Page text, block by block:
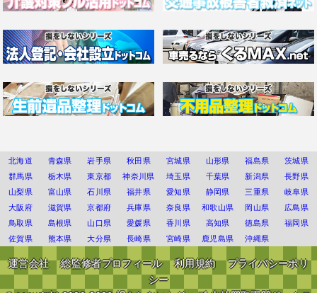
北海道 青森県 岩手県 秋田県 宮城県 山形県 福島県
茨城県
群馬県
栃木県 東京都 神奈川県 埼玉県 千葉県 新潟県
長野県
山梨県
富山県 石川県 福井県 愛知県 静岡県 三重県
岐阜県
大阪府
滋賀県 京都府 兵庫県 奈良県 和歌山県 岡山県
広島県
鳥取県
島根県 山口県 愛媛県 香川県 高知県 徳島県
福岡県
佐賀県
熊本県 大分県 長崎県 宮崎県 鹿児島県 沖縄県
運営会社 総監修者プロフィール 利用規約
プライバシーポリ
シー